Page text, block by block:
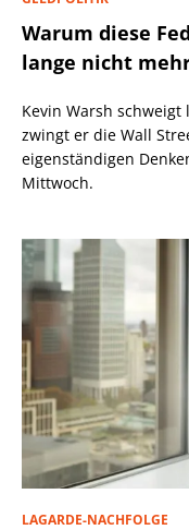
Warum diese
lange nicht
Kevin Warsh
zwingt er die Wall Street zum Rätselraten und zum
eigenständigen
Mittwoch.
LAGARDE-NACHFOLGE